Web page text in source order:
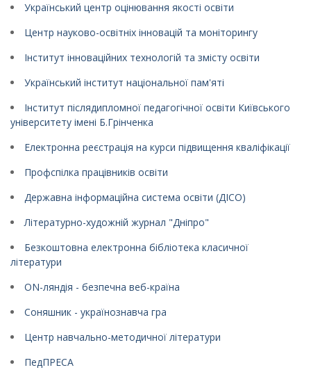
Український центр оцінювання якості освіти
Центр науково-освітніх інновацій та моніторингу
Інститут інноваційних технологій та змісту освіти
Український інститут національної пам'яті
Інститут післядипломної педагогічної освіти Київського
університету імені Б.Грінченка
Електронна реєстрація на курси підвищення кваліфікації
Профспілка працівників освіти
Державна інформаційна система освіти (ДІСО)
Літературно-художній журнал "Дніпро"
Безкоштовна електронна бібліотека класичної
літератури
ON-ляндія - безпечна веб-країна
Соняшник - українознавча гра
Центр навчально-методичної літератури
ПедПРЕСА